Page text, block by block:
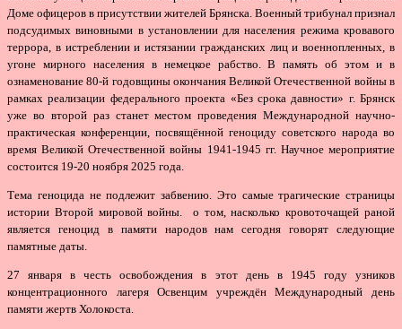
Доме офицеров в присутствии жителей Брянска. Военный трибунал признал
подсудимых виновными в установлении для населения режима кровавого
террора, в истреблении и истязании гражданских лиц и военнопленных, в
угоне мирного населения в немецкое рабство. В память об этом и в
ознаменование 80-й годовщины окончания Великой Отечественной войны в
рамках реализации федерального проекта «Без срока давности» г. Брянск
уже во второй раз станет местом проведения Международной научно-
практическая конференции, посвящённой геноциду советского народа во
время Великой Отечественной войны 1941-1945 гг. Научное мероприятие
состоится 19-20 ноября 2025 года.
Тема геноцида не подлежит забвению. Это самые трагические страницы
истории Второй мировой войны. о том, насколько кровоточащей раной
является геноцид в памяти народов нам сегодня говорят следующие
памятные даты.
27 января в честь освобождения в этот день в 1945 году узников
концентрационного лагеря Освенцим учреждён Международный день
памяти жертв Холокоста.